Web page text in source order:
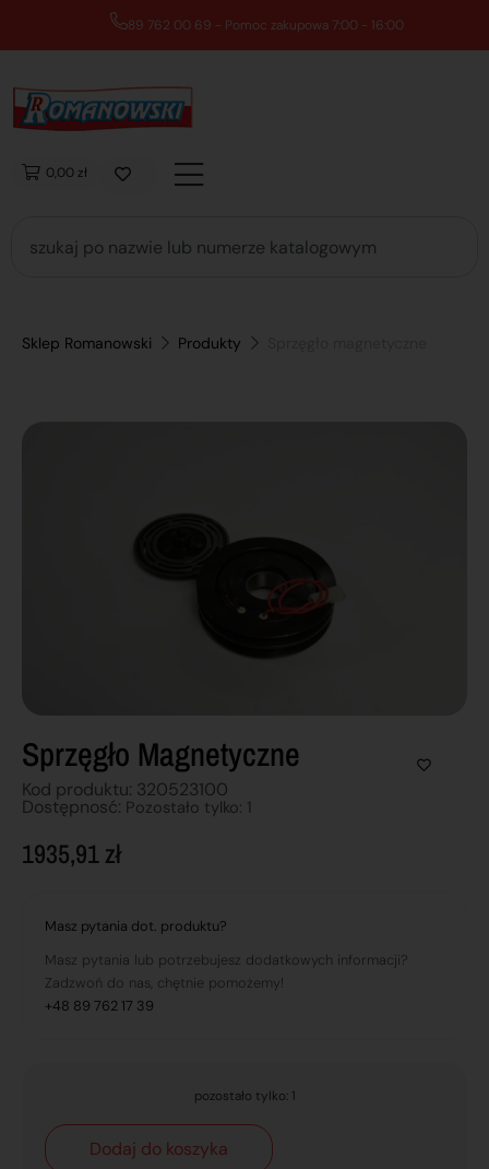
89 762 00 69 - Pomoc zakupowa 7:00 - 16:00
0,00 zł
Sklep Romanowski Produkty
Sprzęgło Magnetyczne
Kod produktu: 320523100
Dostępnosć: Pozostało tylko: 1
1935,91zł
Masz pytania dot. produktu?
Masz pytania lub potrzebujesz dodatkowych informacji?
Zadzwoń do nas, chętnie pomożemy!
+48 89 762 17 39
pozostało tylko: 1
Dodaj do koszyka